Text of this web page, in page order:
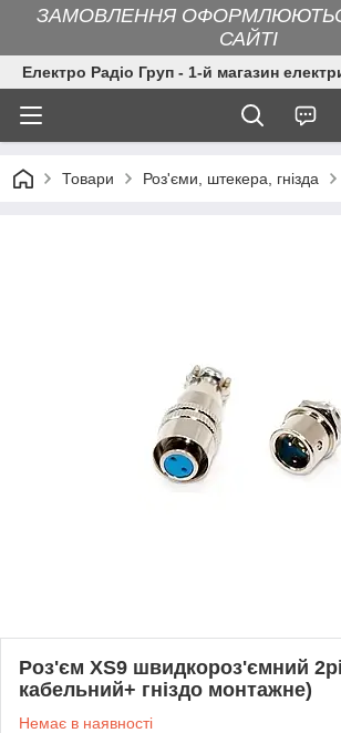
ЗАМОВЛЕННЯ
САЙТІ
Електро Радіо Груп - 1-й магазин
Товари Роз'єми, штекера, гнізда
Роз'єм XS9 швидкороз'ємний
кабельний+ гніздо монтажне)
Немає в наявності